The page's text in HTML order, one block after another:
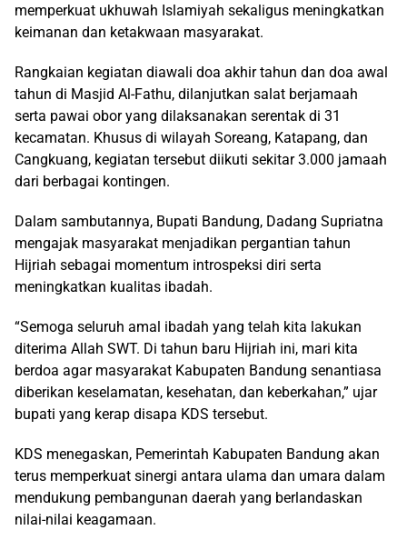
memperkuat ukhuwah Islamiyah sekaligus meningkatkan
keimanan dan ketakwaan masyarakat.
Rangkaian kegiatan diawali doa akhir tahun dan doa awal
tahun di Masjid Al-Fathu, dilanjutkan salat berjamaah
serta pawai obor yang dilaksanakan serentak di 31
kecamatan. Khusus di wilayah Soreang, Katapang, dan
Cangkuang, kegiatan tersebut diikuti sekitar 3.000 jamaah
dari berbagai kontingen.
Dalam sambutannya, Bupati Bandung, Dadang Supriatna
mengajak masyarakat menjadikan pergantian tahun
Hijriah sebagai momentum introspeksi diri serta
meningkatkan kualitas ibadah.
“Semoga seluruh amal ibadah yang telah kita lakukan
diterima Allah SWT. Di tahun baru Hijriah ini, mari kita
berdoa agar masyarakat Kabupaten Bandung senantiasa
diberikan keselamatan, kesehatan, dan keberkahan,” ujar
bupati yang kerap disapa KDS tersebut.
KDS menegaskan, Pemerintah Kabupaten Bandung akan
terus memperkuat sinergi antara ulama dan umara dalam
mendukung pembangunan daerah yang berlandaskan
nilai-nilai keagamaan.